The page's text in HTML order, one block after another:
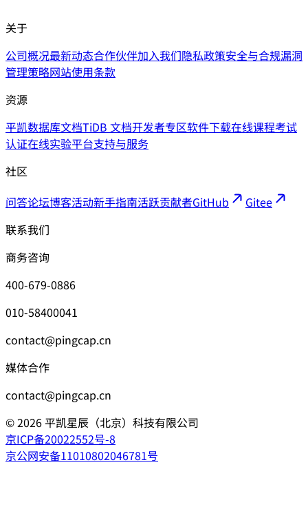
关于
公司概况最新动态合作伙伴加入我们隐私政策安全与合规漏洞
管理策略网站使用条款
资源
平凯数据库文档TiDB 文档开发者专区软件下载在线课程考试
认证在线实验平台支持与服务
社区
问答论坛博客活动新手指南活跃贡献者GitHub
Gitee
联系我们
商务咨询
400-679-0886
010-58400041
contact@pingcap.cn
媒体合作
contact@pingcap.cn
©2026平凯星辰（北京）科技有限公司
京ICP备20022552号-8
京公网安备11010802046781号